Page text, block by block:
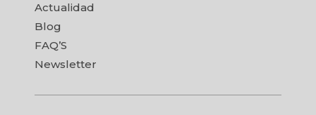
Actualidad
Blog
FAQ’S
Newsletter